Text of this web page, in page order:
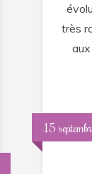
très
15